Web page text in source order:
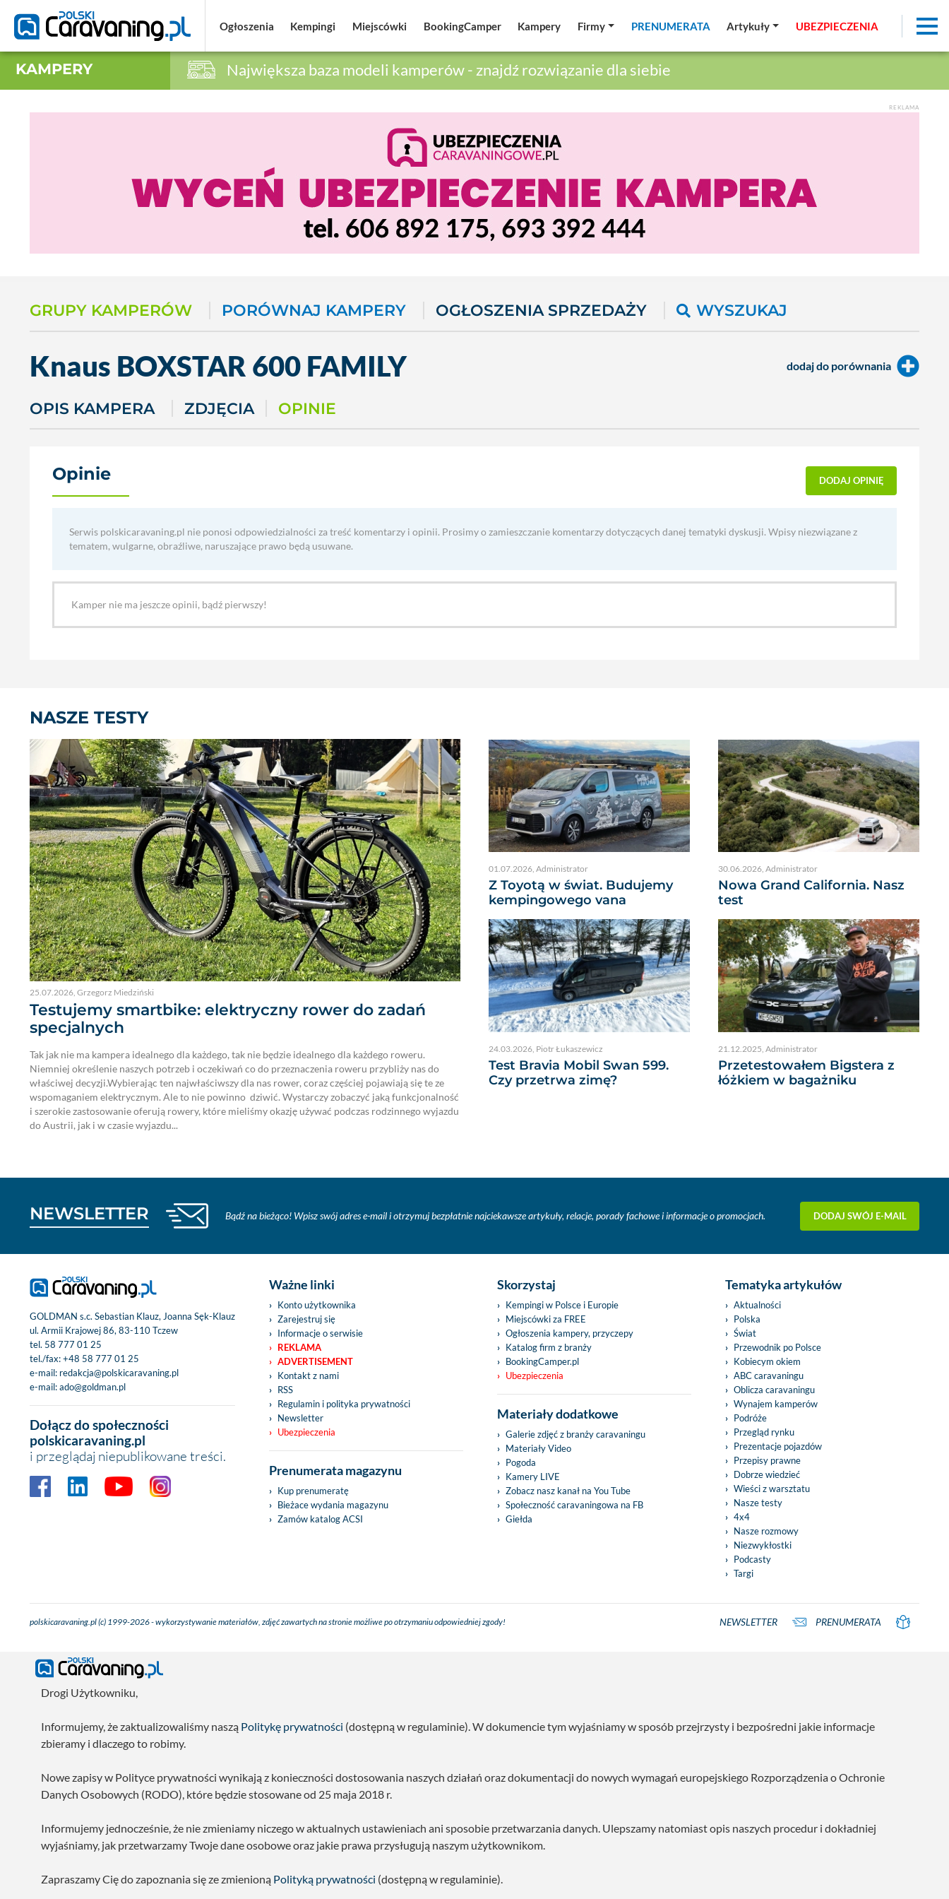
Ogłoszenia Kempingi Miejscówki BookingCamper Kampery Firmy PRENUMERATA Artykuły UBEZPIECZENIA
KAMPERY Największa baza modeli kamperów - znajdź rozwiązanie dla siebie
REKLAMA
GRUPY KAMPERÓW PORÓWNAJ KAMPERY OGŁOSZENIA SPRZEDAŻY WYSZUKAJ
Knaus BOXSTAR 600 FAMILY dodaj do porównania
OPIS KAMPERA ZDJĘCIA OPINIE
Opinie DODAJ OPINIĘ
Serwis polskicaravaning.pl nie ponosi odpowiedzialności za treść komentarzy i opinii. Prosimy o zamieszczanie komentarzy dotyczących danej tematyki dyskusji. Wpisy niezwiązane z
tematem, wulgarne, obraźliwe, naruszające prawo będą usuwane.
Kamper nie ma jeszcze opinii, bądź pierwszy!
NASZE TESTY
25.07.2026, Grzegorz Miedziński
Testujemy smartbike: elektryczny rower do zadań
specjalnych
Tak jak nie ma kampera idealnego dla każdego, tak nie będzie idealnego dla każdego roweru.
Niemniej określenie naszych potrzeb i oczekiwań co do przeznaczenia roweru przybliży nas do
właściwej decyzji.Wybierając ten najwłaściwszy dla nas rower, coraz częściej pojawiają się te ze
wspomaganiem elektrycznym. Ale to nie powinno dziwić. Wystarczy zobaczyć jaką funkcjonalność
i szerokie zastosowanie oferują rowery, które mieliśmy okazję używać podczas rodzinnego wyjazdu
do Austrii, jak i w czasie wyjazdu...
01.07.2026, Administrator
Z Toyotą w świat. Budujemy
kempingowego vana
30.06.2026, Administrator
Nowa Grand California. Nasz
test
24.03.2026 Piotr Łukaszewicz
Test Bravia Mobil Swan 599.
Czy przetrwa zimę?
21.12.2025 Administrator
Przetestowałem Bigstera z
łóżkiem w bagażniku
NEWSLETTER Bądź na bieżąco! Wpisz swój adres e-mail i otrzymuj bezpłatnie najciekawsze artykuły, relacje, porady fachowe i informacje o promocjach. DODAJ SWÓJ E-MAIL
GOLDMAN s.c. Sebastian Klauz, Joanna Sęk-Klauz
ul. Armii Krajowej 86, 83-110 Tczew
tel. 58 777 01 25
tel./fax:+48 58 777 01 25
e-mail: redakcja@polskicaravaning.pl
e-mail:ado@goldman.pl
Dołącz do społeczności
polskicaravaning.pl
i przeglądaj niepublikowane treści.
Ważne linki
Konto użytkownika
Zarejestruj się
Informacje o serwisie
REKLAMA
ADVERTISEMENT
Kontakt z nami
RSS
Regulamin i polityka prywatności
Newsletter
Ubezpieczenia
Prenumerata magazynu
Kup prenumeratę
Bieżace wydania magazynu
Zamów katalog ACSI
Skorzystaj
Kempingi w Polsce i Europie
Miejscówki za FREE
Ogłoszenia kampery, przyczepy
Katalog firm z branży
BookingCamper.pl
Ubezpieczenia
Materiały dodatkowe
Galerie zdjęć z branży caravaningu
Materiały Video
Pogoda
Kamery LIVE
Zobacz nasz kanał na You Tube
Społeczność caravaningowa na FB
Giełda
Tematyka artykułów
Aktualności
Polska
Świat
Przewodnik po Polsce
Kobiecym okiem
ABC caravaningu
Oblicza caravaningu
Wynajem kamperów
Podróże
Przegląd rynku
Prezentacje pojazdów
Przepisy prawne
Dobrze wiedzieć
Wieści z warsztatu
Nasze testy
4x4
Nasze rozmowy
Niezwykłostki
Podcasty
Targi
polskicaravaning.pl (c) 1999-2026 - wykorzystywanie materiałów, zdjęć zawartych na stronie możliwe po otrzymaniu odpowiedniej zgody! NEWSLETTER PRENUMERATA
Ogłoszenia Kempingi Miejscówki BookingCamper Kampery Firmy PRENUMERATA Artykuły UBEZPIECZENIA
Drogi Użytkowniku,
Informujemy, że zaktualizowaliśmy naszą Politykę prywatności (dostępną w regulaminie). W dokumencie tym wyjaśniamy w sposób przejrzysty i bezpośredni jakie informacje
zbieramy i dlaczego to robimy.
Nowe zapisy w Polityce prywatności wynikają z konieczności dostosowania naszych działań oraz dokumentacji do nowych wymagań europejskiego Rozporządzenia o Ochronie
Danych Osobowych (RODO), które będzie stosowane od 25 maja 2018 r.
Informujemy jednocześnie, że nie zmieniamy niczego w aktualnych ustawieniach ani sposobie przetwarzania danych. Ulepszamy natomiast opis naszych procedur i dokładniej
wyjaśniamy, jak przetwarzamy Twoje dane osobowe oraz jakie prawa przysługują naszym użytkownikom.
Zapraszamy Cię do zapoznania się ze zmienioną Polityką prywatności (dostępną w regulaminie).